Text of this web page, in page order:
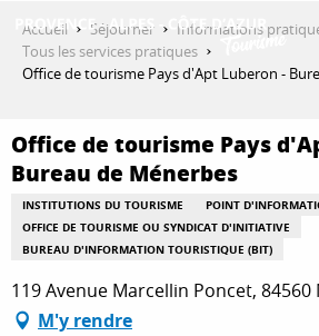
contenu
QUE FAIRE ?
SÉJOURNER
Accueil Séjourner
Informations
Tous les services pratiques
Office de tourisme Pays d'Apt Luberon -
Office de tourisme Pays
Bureau de Ménerbes
INSTITUTIONS DU TOURISME
POINT
OFFICE DE TOURISME OU SYNDICAT D'INITIATIVE
BUREAU D'INFORMATION TOURISTIQUE (BIT)
119 Avenue Marcellin Poncet, 84560
M'y rendre